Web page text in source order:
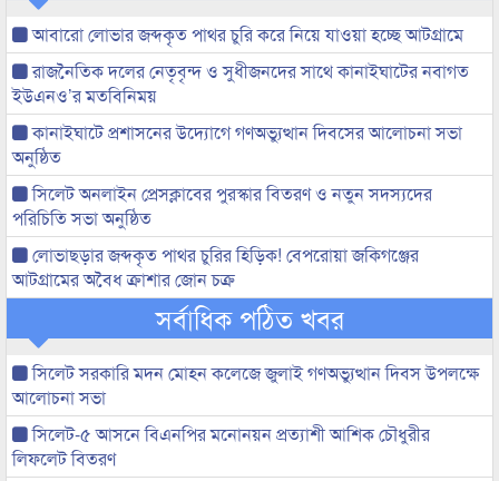
আবারো লোভার জব্দকৃত পাথর চুরি করে নিয়ে যাওয়া হচ্ছে আটগ্রামে
রাজনৈতিক দলের নেতৃবৃন্দ ও সুধীজনদের সাথে কানাইঘাটের নবাগত
ইউএনও’র মতবিনিময়
কানাইঘাটে প্রশাসনের উদ্যোগে গণঅভ্যুত্থান দিবসের আলোচনা সভা
অনুষ্ঠিত
সিলেট অনলাইন প্রেসক্লাবের পুরস্কার বিতরণ ও নতুন সদস্যদের
পরিচিতি সভা অনুষ্ঠিত
লোভাছড়ার জব্দকৃত পাথর চুরির হিড়িক! বেপরোয়া জকিগঞ্জের
আটগ্রামের অবৈধ ক্রাশার জোন চক্র
সর্বাধিক পঠিত খবর
সিলেট সরকারি মদন মোহন কলেজে জুলাই গণঅভ্যুত্থান দিবস উপলক্ষে
আলোচনা সভা
সিলেট-৫ আসনে বিএনপির মনোনয়ন প্রত্যাশী আশিক চৌধুরীর
লিফলেট বিতরণ